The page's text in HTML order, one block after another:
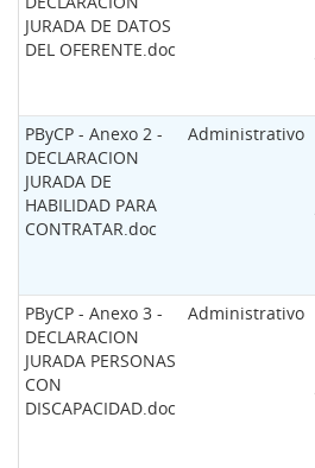
JURADA DE DATOS
DEL OFERENTE.doc
PByCP - Anexo 2 -
DECLARACION
JURADA DE
HABILIDAD PARA
CONTRATAR.doc
Administrativo
PByCP - Anexo 3 -
DECLARACION
JURADA PERSONAS
CON
DISCAPACIDAD.doc
Administrativo